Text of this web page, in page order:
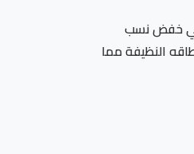
في خفض نسب
النظيفة مما